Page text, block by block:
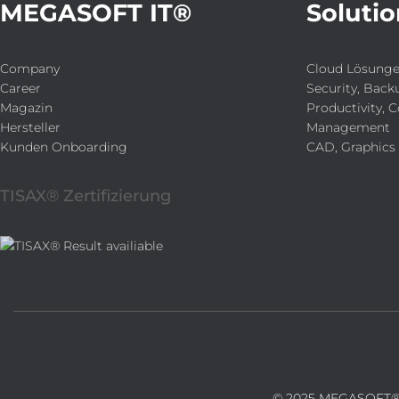
MEGASOFT IT®
Company
Career
Magazin
Hersteller
Kunden Onboarding
TISAX® Zertifizierung
Cloud
Security,
Productivity,
Management
CAD,